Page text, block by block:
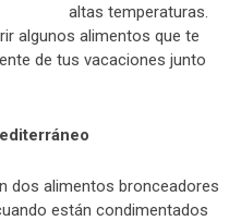
altas temperaturas.
algunos alimentos que te
de tus vacaciones junto
dos alimentos bronceadores
están condimentados